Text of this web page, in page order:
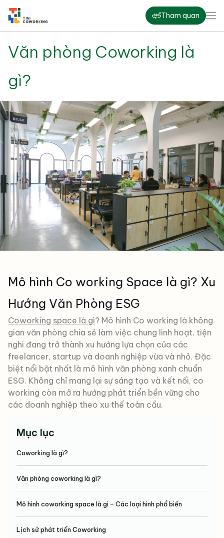
Tham quan
Văn phòng Coworking là
gì?
Mô hình Co working Space là gì? Xu
Hướng Văn Phòng ESG
Coworking space là gì? Mô hình Co working là không
gian văn phòng chia sẻ làm việc chung linh hoạt, tiện
nghi đang trở thành xu hướng lựa chọn của các
freelancer, startup và doanh nghiệp vừa và nhỏ. Đặc
biệt nổi bật nhất là mô hình văn phòng xanh chuẩn
ESG. Không chỉ mang lại sự sáng tạo và kết nối, co
working còn mở ra hướng phát triển bền vững cho
các doanh nghiệp theo xu thế toàn cầu.
Mục lục
Coworking là gì?
Văn phòng coworking là gì?
Mô hình coworking space là gì – Các loại hình phổ biến
Lịch sử phát triển Coworking